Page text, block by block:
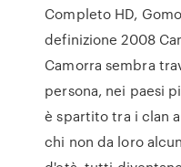
Completo HD,
definizione 2008
Camorra sembra
persona, nei paesi
è spartito tra i clan
chi non da loro